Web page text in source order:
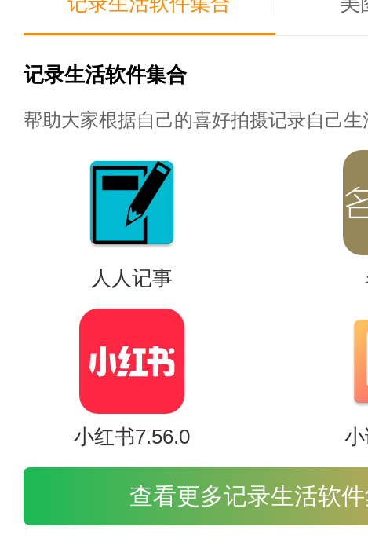
提高稳定性。
知尔乐是由耀旅信息技术（上海
费下载和知尔乐的最新版本。
记录生活软件集合
帮助大家根据自己的喜好拍摄记录自己
人人记事
小红书7.56.0
查看更多记录生活软